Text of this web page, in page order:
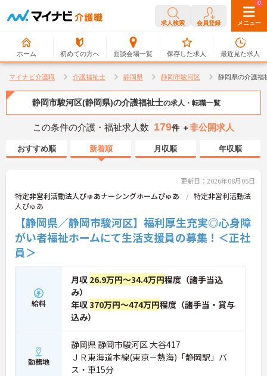
求人検索 会員登録 メニュー
ホーム 初めての方へ 面談会場一覧
0
保存した求人
0
最近見た求人
マイナビ介護職 介護福祉士 静岡県 静岡市駿河区 静岡県の介護福
静岡市駿河区(静岡県)の介護福祉士の求人・転職一覧
この条件の介護・福祉求人数 179件 ＋非公開求人
おすすめ順 新着順 月収順 年収順
更新日：2026年08月05日
特定非営利活動法人ぴゅあナーシングホームぴゅあ
特定非営利活動法
人ぴゅあ
【静岡県／静岡市駿河区】福利厚生充実◎心身障
がい者福祉ホームにて生活支援員の募集！＜正社
員＞
給料
月収 26.9万円～34.4万円程度（諸手当込
み）
年収370万円～474万円程度（諸手当・賞与
込み）
勤務地
静岡県 静岡市駿河区 大谷417
ＪＲ東海道本線(東京－熱海)「静岡駅」バ
ス・車15分